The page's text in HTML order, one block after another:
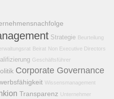
Strategie Beurteilung
Beirat Non Executive Directors
Geschäftsführer
Corporate Governance
Wissensmanagement
Transparenz Unternehmer